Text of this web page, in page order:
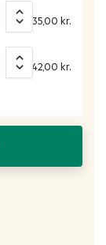
35,00 kr.
42,00 kr.